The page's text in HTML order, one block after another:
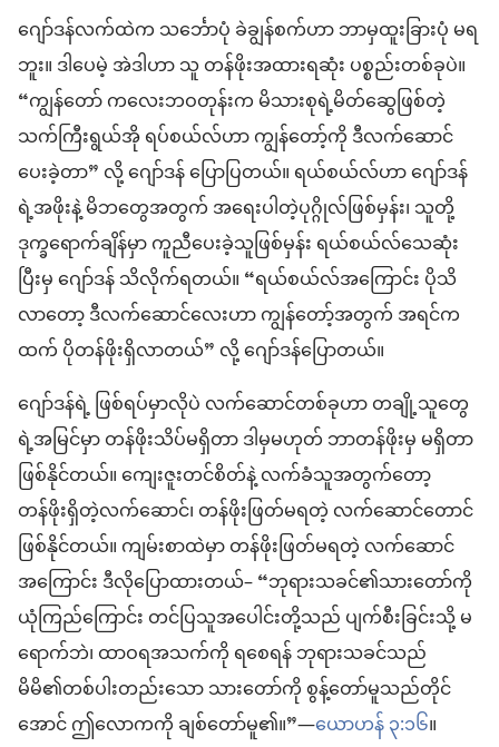
ဂျော်ဒန်လက်ထဲက သင်္ဘောပုံ ခဲချွန်စက်ဟာ ဘာမှထူးခြားပုံ မရ
ဘူး။ ဒါပေမဲ့ အဲဒါဟာ သူ တန်ဖိုးအထားရဆုံး ပစ္စည်းတစ်ခုပဲ။
“ကျွန်တော် ကလေးဘဝတုန်းက မိသားစုရဲ့မိတ်ဆွေဖြစ်တဲ့
သက်ကြီးရွယ်အို ရပ်စယ်လ်ဟာ ကျွန်တော့်ကို ဒီလက်ဆောင်
ပေးခဲ့တာ” လို့ ဂျော်ဒန် ပြောပြတယ်။ ရယ်စယ်လ်ဟာ ဂျော်ဒန်
ရဲ့အဖိုးနဲ့ မိဘတွေအတွက် အရေးပါတဲ့ပုဂ္ဂိုလ်ဖြစ်မှန်း၊ သူတို့
ဒုက္ခရောက်ချိန်မှာ ကူညီပေးခဲ့သူဖြစ်မှန်း ရယ်စယ်လ်သေဆုံး
ပြီးမှ ဂျော်ဒန် သိလိုက်ရတယ်။ “ရယ်စယ်လ်အကြောင်း ပိုသိ
လာတော့ ဒီလက်ဆောင်လေးဟာ ကျွန်တော့်အတွက် အရင်က
ထက် ပိုတန်ဖိုးရှိလာတယ်” လို့ ဂျော်ဒန်ပြောတယ်။
ဂျော်ဒန်ရဲ့ ဖြစ်ရပ်မှာလိုပဲ လက်ဆောင်တစ်ခုဟာ တချို့သူတွေ
ရဲ့အမြင်မှာ တန်ဖိုးသိပ်မရှိတာ ဒါမှမဟုတ် ဘာတန်ဖိုးမှ မရှိတာ
ဖြစ်နိုင်တယ်။ ကျေးဇူးတင်စိတ်နဲ့ လက်ခံသူအတွက်တော့
တန်ဖိုးရှိတဲ့လက်ဆောင်၊ တန်ဖိုးဖြတ်မရတဲ့ လက်ဆောင်တောင်
ဖြစ်နိုင်တယ်။ ကျမ်းစာထဲမှာ တန်ဖိုးဖြတ်မရတဲ့ လက်ဆောင်
အကြောင်း ဒီလိုပြောထားတယ်– “ဘုရားသခင်၏သားတော်ကို
ယုံကြည်ကြောင်း တင်ပြသူအပေါင်းတို့သည် ပျက်စီးခြင်းသို့ မ
ရောက်ဘဲ၊ ထာဝရအသက်ကို ရစေရန် ဘုရားသခင်သည်
မိမိ၏တစ်ပါးတည်းသော သားတော်ကို စွန့်တော်မူသည်တိုင်
အောင် ဤလောကကို ချစ်တော်မူ၏။”—ယောဟန် ၃:၁၆။